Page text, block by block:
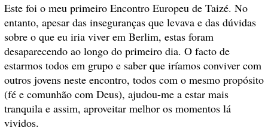
Este foi o meu primeiro Encontro Europeu de Taizé. No
entanto, apesar das inseguranças que levava e das dúvidas
sobre o que eu iria viver em Berlim, estas foram
desaparecendo ao longo do primeiro dia. O facto de
estarmos todos em grupo e saber que iríamos conviver com
outros jovens neste encontro, todos com o mesmo propósito
(fé e comunhão com Deus), ajudou-me a estar mais
tranquila e assim, aproveitar melhor os momentos lá
vividos.